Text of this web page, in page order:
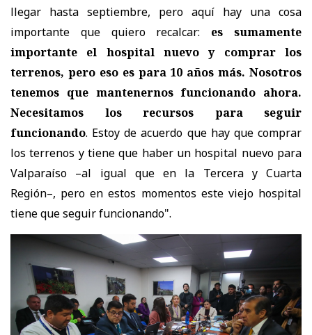
llegar hasta septiembre, pero aquí hay una cosa
importante que quiero recalcar: es sumamente
importante el hospital nuevo y comprar los
terrenos, pero eso es para 10 años más. Nosotros
tenemos que mantenernos funcionando ahora.
Necesitamos los recursos para seguir
funcionando. Estoy de acuerdo que hay que comprar
los terrenos y tiene que haber un hospital nuevo para
Valparaíso –al igual que en la Tercera y Cuarta
Región–, pero en estos momentos este viejo hospital
tiene que seguir funcionando".